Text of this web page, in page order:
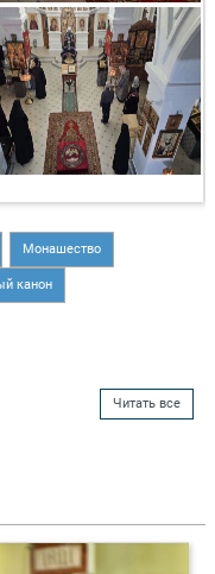
Монашество
канон
Читать все